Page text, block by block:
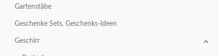
Gartenstäbe
Geschenke Sets, Geschenks-Ideen
Geschirr